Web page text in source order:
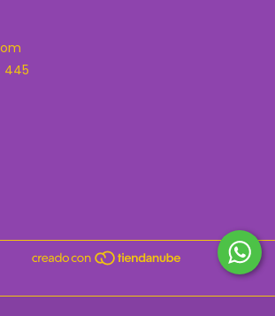
445